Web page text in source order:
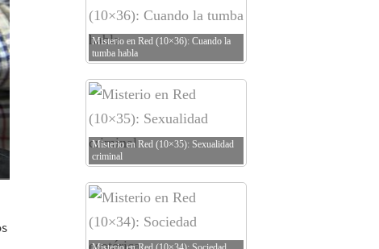
Misterio en Red (10×36): Cuando la
tumba habla
Misterio en Red (10×35): Sexualidad
criminal